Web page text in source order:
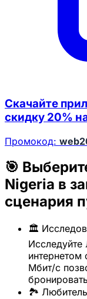
Скачайте
скидку 20%
Промокод:
🎯
Nigeria в
сценария
🏛️
интернетом
Мбит/с
🏞️